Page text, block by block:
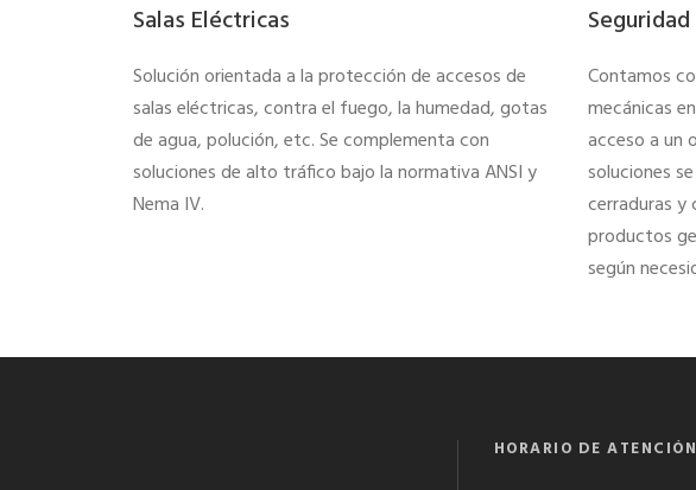
Salas Eléctricas
Solución orientada a la protección de accesosde
salas eléctricas, contra el fuego, la humedad, gotas
de agua, polución, etc.Se complementa con
soluciones de alto tráfico bajo la normativa ANSI y
Nema IV.
Contamos
mecánicas
acceso a un
soluciones
cerraduras y
productos
según
HORARIO DE ATENCIÓN